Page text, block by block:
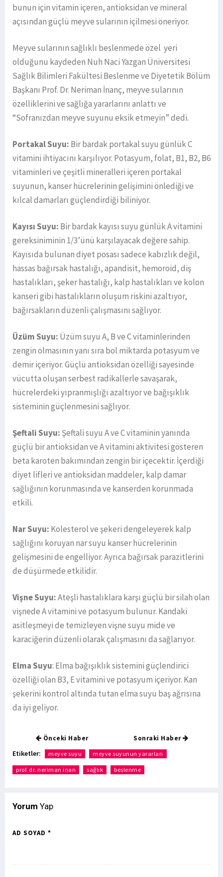
bunun için vitamin içeren, antioksidan ve mineral
açısından güçlü meyve sularının içilmesi öneriyor.
Meyve sularının sağlıklı beslenmede özel yeri
olduğunu kaydeden Nuh Naci Yazgan Üniversitesi
Sağlık Bilimleri Fakültesi Beslenme ve Diyetetik Bölüm
Başkanı Prof. Dr. Neriman İnanç, meyve sularının
özelliklerini ve sağlığa yararlarını anlattı ve
“Sofranızdan meyve suyunu eksik etmeyin” dedi.
Portakal Suyu: Bir bardak portakal suyu günlük C
vitamini ihtiyacını karşılıyor. Potasyum, folat, B1, B2, B6
vitaminleri ve çeşitli mineralleri içeren portakal
suyunun, kanser hücrelerinin gelişimini önlediği ve
kılcal damarları güçlendirdiği biliniyor.
Kayısı Suyu: Bir bardak kayısı suyu günlük A vitamini
gereksiniminin 1/3’ünü karşılayacak değere sahip.
Kayısıda bulunan diyet posası sadece kabızlık değil,
hassas bağırsak hastalığı, apandisit, hemoroid, diş
hastalıkları, şeker hastalığı, kalp hastalıkları ve kolon
kanseri gibi hastalıkların oluşum riskini azaltıyor,
bağırsakların düzenli çalışmasını sağlıyor.
Üzüm Suyu: Üzüm suyu A, B ve C vitaminlerinden
zengin olmasının yanı sıra bol miktarda potasyum ve
demir içeriyor. Güçlü antioksidan özelliği sayesinde
vücutta oluşan serbest radikallerle savaşarak,
hücrelerdeki yıpranmışlığı azaltıyor ve bağışıklık
sisteminin güçlenmesini sağlıyor.
Şeftali Suyu: Şeftali suyu A ve C vitaminin yanında
güçlü bir antioksidan ve A vitamini aktivitesi gösteren
beta karoten bakımından zengin bir içecektir. İçerdiği
diyet lifleri ve antioksidan maddeler, kalp damar
sağlığının korunmasında ve kanserden korunmada
etkili.
Nar Suyu: Kolesterol ve şekeri dengeleyerek kalp
sağlığını koruyan nar suyu kanser hücrelerinin
gelişmesini de engelliyor. Ayrıca bağırsak parazitlerini
de düşürmede etkilidir.
Vişne Suyu:Ateşli hastalıklara karşı güçlü bir silah olan
vişnede A vitamini ve potasyum bulunur. Kandaki
asitleşmeyi de temizleyen vişne suyu mide ve
karaciğerin düzenli olarak çalışmasını da sağlarıyor.
Elma Suyu: Elma bağışıklık sistemini güçlendirici
özelliği olan B3, E vitamini ve potasyum içeriyor. Kan
şekerini kontrol altında tutan elma suyu baş ağrısına
da iyi geliyor.
Önceki Haber Sonraki Haber
Etiketler: meyve suyu meyve suyunun yararları
prof. dr. neriman inan sağlık beslenme
Yorum Yap
AD SOYAD *